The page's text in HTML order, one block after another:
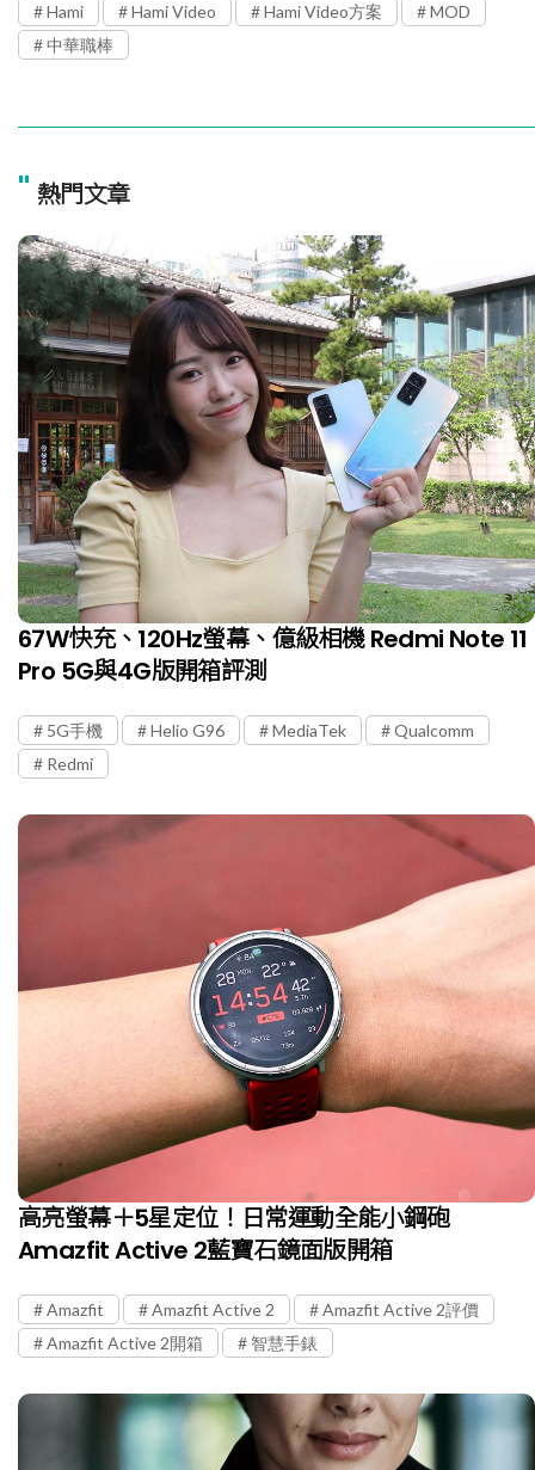
Hami Hami Video Hami Video方案
MOD
中華職棒
" 熱門文章
67W快充、120Hz螢幕、億級相機 Redmi Note 11
Pro 5G與4G版開箱評測
5G手機 Helio G96 MediaTek
Qualcomm
Redmi
高亮螢幕＋5星定位！日常運動全能小鋼砲
Amazfit Active 2藍寶石鏡面版開箱
Amazfit Amazfit Active 2
Amazfit Active 2評價
Amazfit Active 2開箱
智慧手錶